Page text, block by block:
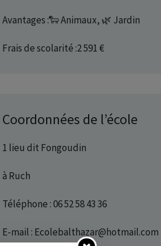
Avantages :🐑 Animaux, 🌿 Jardin
Frais de scolarité :2 591 €
Coordonnées de l’école
1 lieu dit Fongoudin
à Ruch
Téléphone : 06 52 58 43 36
E-mail : Ecolebalthazar@hotmail.com